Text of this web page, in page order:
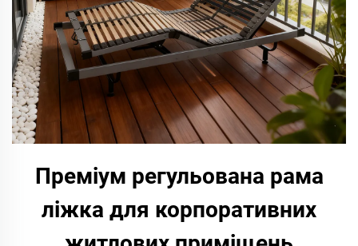
Преміум регульована рама
ліжка для корпоративних